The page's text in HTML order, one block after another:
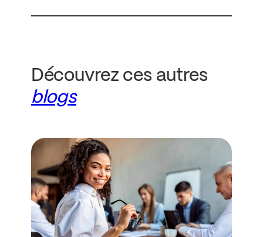
Découvrez ces autres
blogs